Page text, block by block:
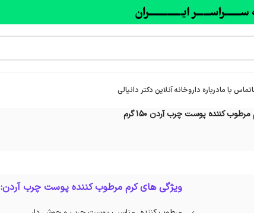
تماس با مادرباره‌ داروخانه آنلاین دکتر دانیالی
مرطوب کننده پوست چرب آردن 150 گرم
ویژگی های کرم مرطوب کننده پوست چرب آردن: